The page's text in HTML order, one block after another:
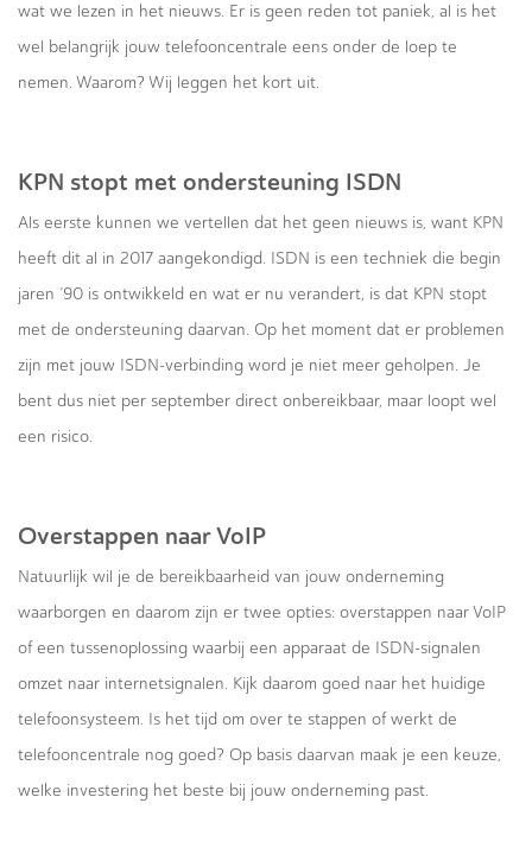
wat we lezen in het nieuws. Er is geen reden tot paniek, al is het
wel belangrijk jouw telefooncentrale eens onder de loep te
nemen. Waarom? Wij leggen het kort uit.
KPN stopt met ondersteuning ISDN
Als eerste kunnen we vertellen dat het geen nieuws is, want KPN
heeft dit al in 2017 aangekondigd. ISDN is een techniek die begin
jaren ’90 is ontwikkeld en wat er nu verandert, is dat KPN stopt
met de ondersteuning daarvan. Op het moment dat er problemen
zijn met jouw ISDN-verbinding word je niet meer geholpen. Je
bent dus niet per september direct onbereikbaar, maar loopt wel
een risico.
Overstappen naar VoIP
Natuurlijk wil je de bereikbaarheid van jouw onderneming
waarborgen en daarom zijn er twee opties: overstappen naar VoIP
of een tussenoplossing waarbij een apparaat de ISDN-signalen
omzet naar internetsignalen. Kijk daarom goed naar het huidige
telefoonsysteem. Is het tijd om over te stappen of werkt de
telefooncentrale nog goed? Op basis daarvan maak je een keuze,
welke investering het beste bij jouw onderneming past.